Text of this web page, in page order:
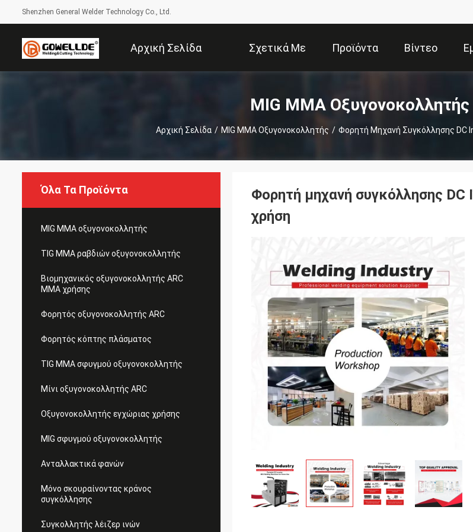
Shenzhen General Welder Technology Co., Ltd.
Αρχική Σελίδα Σχετικά Με
Εμάς
Προϊόντα Βίντεο
MIG MMA
Αρχική Σελίδα / MIG MMA Οξυγονοκολλητής / Φορητή Μηχανή Συγκόλλησης DC
Όλα Τα Προϊόντα
MIG MMA οξυγονοκολλητής
TIG MMA ραβδιών οξυγονοκολλητής
Βιομηχανικός οξυγονοκολλητής ARC
MMA χρήσης
Φορητός οξυγονοκολλητής ARC
Φορητός κόπτης πλάσματος
TIG MMA σφυγμού οξυγονοκολλητής
Μίνι οξυγονοκολλητής ARC
Οξυγονοκολλητής εγχώριας χρήσης
MIG σφυγμού οξυγονοκολλητής
Ανταλλακτικά φανών
Μόνο σκουραίνοντας κράνος
συγκόλλησης
Συγκολλητής λέιζερ ινών
Φορητή μηχανή συγκόλλησης DC
χρήση